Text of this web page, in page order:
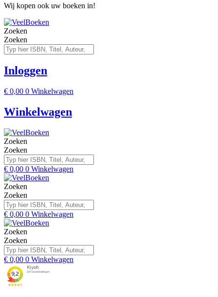
Wij kopen ook uw boeken in!
Zoeken
Zoeken
Inloggen
€ 0,00 0 Winkelwagen
Winkelwagen
Zoeken
Zoeken
€ 0,00 0 Winkelwagen
Zoeken
Zoeken
€ 0,00 0 Winkelwagen
Zoeken
Zoeken
€ 0,00 0 Winkelwagen